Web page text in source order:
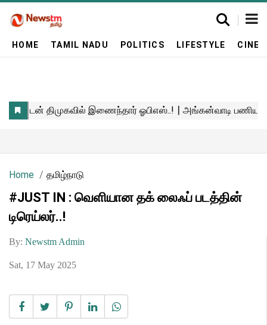
HOME TAMIL NADU POLITICS LIFESTYLE
Home தமிழ்நாடு
#JUST IN : வெளியான தக் லைஃப் படத்தின்
டிரெய்லர்..!
By: Newstm Admin
Sat, 17 May 2025